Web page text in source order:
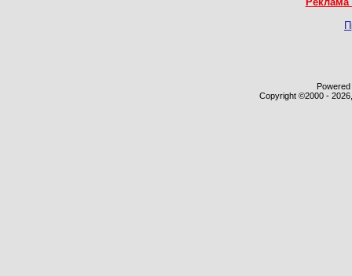
Copyright ©2000 -